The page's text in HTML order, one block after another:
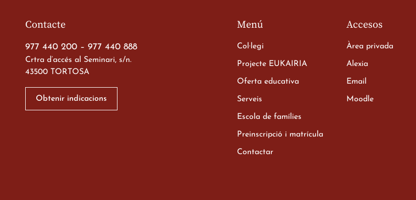
Xerrada del Sr. Bisbe als
Contacte
977 440 200 – 977 440 888
Crtra d’accés al Seminari, s/n.
43500 TORTOSA
Obtenir indicacions
Menú
Col·legi
Projecte EUKAIRIA
Oferta educativa
Serveis
Escola de famílies
Preinscripció i matrícula
Contactar
Accesos
Àrea privada
Alexia
Email
Moodle